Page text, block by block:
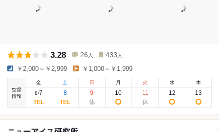
3.28 26 人 433 人
￥2,000～￥2,999 ￥1,000～￥1,999
空席
情報
金
8/7
土
8
日
9
月
10
火
11
水
12
木
13